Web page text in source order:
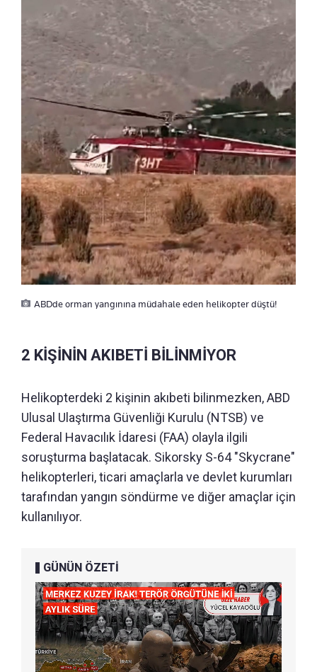
ABDde orman yangınına müdahale eden helikopter düştü!
2 KİŞİNİN AKIBETİ BİLİNMİYOR
Helikopterdeki 2 kişinin akıbeti bilinmezken, ABD
Ulusal Ulaştırma Güvenliği Kurulu (NTSB) ve
Federal Havacılık İdaresi (FAA) olayla ilgili
soruşturma başlatacak. Sikorsky S-64 "Skycrane"
helikopterleri, ticari amaçlarla ve devlet kurumları
tarafından yangın söndürme ve diğer amaçlar için
kullanılıyor.
GÜNÜN ÖZETİ